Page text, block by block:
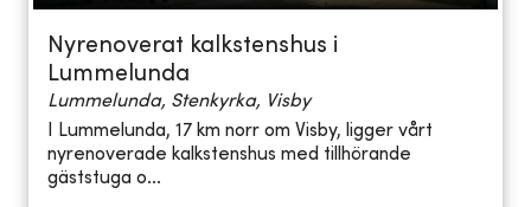
Nyrenoverat kalkstenshus i
Lummelunda
Lummelunda, Stenkyrka, Visby
I Lummelunda, 17 km norr om Visby, ligger vårt
nyrenoverade kalkstenshus med tillhörande
gäststuga o...